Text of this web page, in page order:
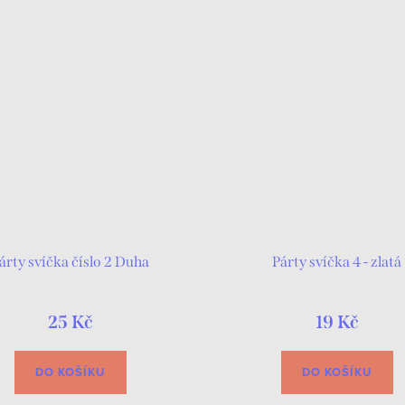
svíčka číslo 2 Duha
25 Kč
DO KOŠÍKU
Párty svíčka 4 - zlatá
19 Kč
DO KOŠÍKU